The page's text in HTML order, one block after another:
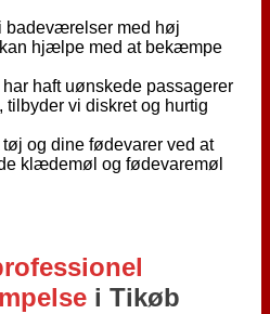
badeværelser med høj
hjælpe med at bekæmpe
har haft uønskede passagerer
tilbyder vi diskret og hurtig
og dine fødevarer ved at
klædemøl og fødevaremøl
i Tikøb